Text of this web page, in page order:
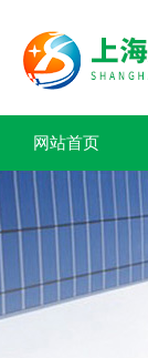
网站首页